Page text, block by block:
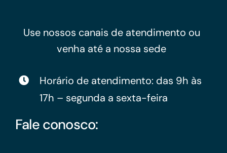
Use nossos canais de atendimento ou
venha até a nossa sede
Horário de atendimento: das 9h às
17h – segunda a sexta-feira
Fale conosco: